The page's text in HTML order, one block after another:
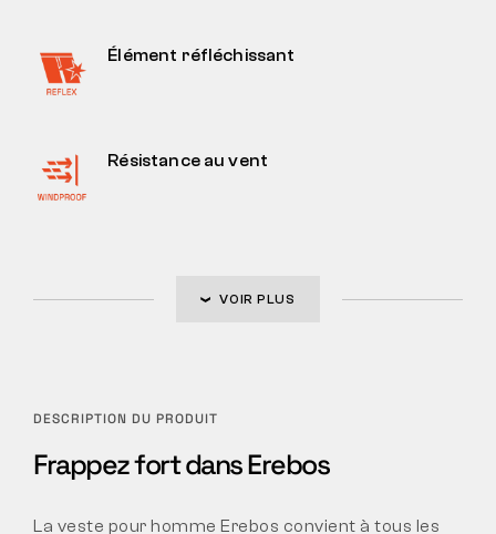
Élément réfléchissant
Résistance au vent
VOIR PLUS
DESCRIPTION DU PRODUIT
Frappez fort dans Erebos
La veste pour homme Erebos convient à tous les